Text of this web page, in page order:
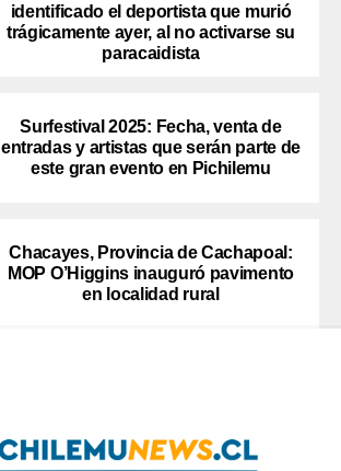
identificado el deportista que murió
trágicamente ayer, al no activarse su
paracaidista
Surfestival 2025: Fecha, venta de
entradas y artistas que serán parte de
este gran evento en Pichilemu
Chacayes, Provincia de Cachapoal:
MOP O’Higgins inauguró pavimento
en localidad rural